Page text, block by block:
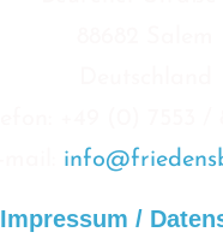
Impressum /